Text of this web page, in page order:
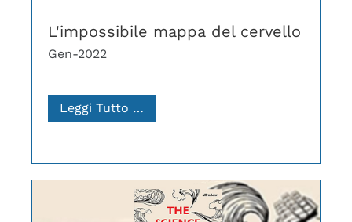
L'impossibile mappa del cervello
Gen-2022
Leggi Tutto …